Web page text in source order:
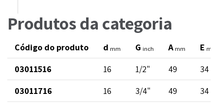
Produtos da categoria
Código do produto d mm G inch A mm E mm
03011516 16 1/2" 49
34
03011716
16 3/4" 49 34